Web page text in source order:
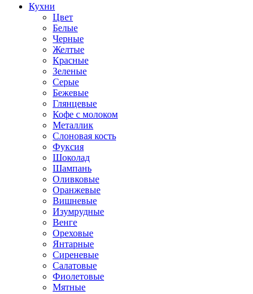
Кухни
Цвет
Белые
Черные
Желтые
Красные
Зеленые
Серые
Бежевые
Глянцевые
Кофе с молоком
Металлик
Слоновая кость
Фуксия
Шоколад
Шампань
Оливковые
Оранжевые
Вишневые
Изумрудные
Венге
Ореховые
Янтарные
Сиреневые
Салатовые
Фиолетовые
Мятные